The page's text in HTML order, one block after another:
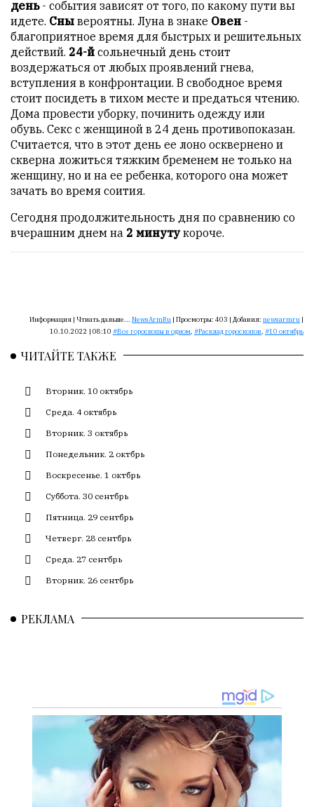
НАШИ
ПРАВИЛА
Тонкие
материалы
для
независимо
мыслящих.
Сайт
обновляется
с
большим
трудом,
Редакция
в
тексты,
не
их
не
смысл.
редакции
не
является
для
даже
принимаются
восторга.
день- события зависят от того, по какому пути вы
идете. Сны вероятны. Луна в знаке Овен -
благоприятное время для быстрых и решительных
действий. 24-й сольнечный день стоит
воздержаться от любых проявлений гнева,
вступления в конфронтации. В свободное время
стоит посидеть в тихом месте и предаться чтению.
Дома провести уборку, починить одежду или
обувь. Секс с женщиной в 24 день противопоказан.
Считается, что в этот день ее лоно осквернено и
скверна ложиться тяжким бременем не только на
женщину, но и на ее ребенка, которого она может
зачать во время соития.
Сегодня продолжительность дня по сравнению со
вчерашним днем на 2 минутукороче.
Информация | Чтиать дальше... NewsArmRu | Просмотры: 403 | Добавил: newsarmru |
10.10.2022 | 08:10
Все гороскопы в одном, Расклад гороскопов, 10 октябрь
ЧИТАЙТЕ ТАКЖЕ
Вторник. 10 октябрь
Среда. 4 октябрь
Вторник. 3 октябрь
Понедельник. 2 октбрь
Воскресенье. 1 октбрь
Суббота. 30 сентбрь
Пятница. 29 сентбрь
Четверг. 28 сентбрь
Среда. 27 сентбрь
Вторник. 26 сентбрь
РЕКЛАМА